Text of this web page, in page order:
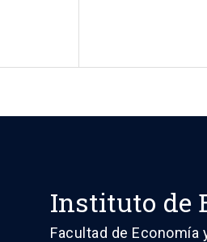
Instituto de
Facultad de Economía